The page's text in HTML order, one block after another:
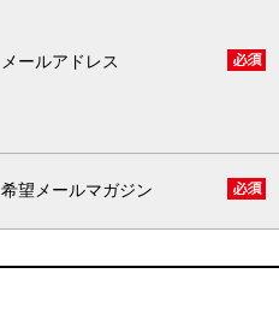
メールアドレス
希望メールマガジン